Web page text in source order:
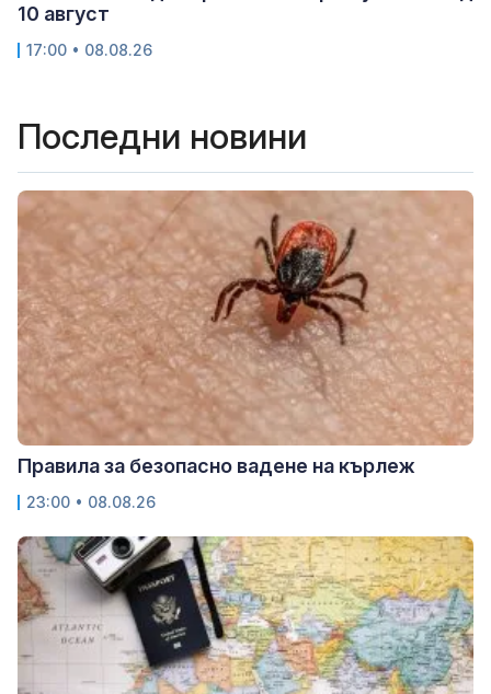
10 август
17:00 • 08.08.26
Последни новини
Правила за безопасно вадене на кърлеж
23:00 • 08.08.26